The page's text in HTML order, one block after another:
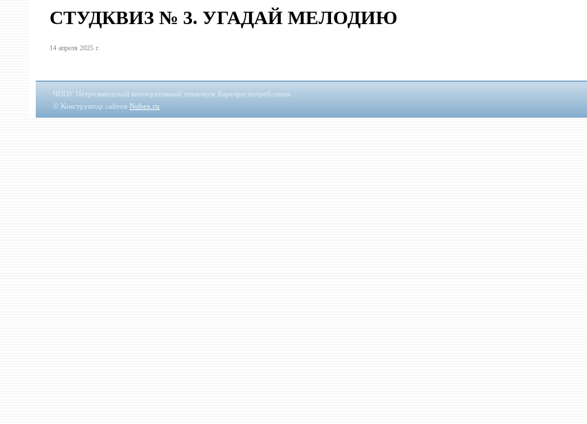
СТУДКВИЗ № 3. УГАДАЙ МЕЛОДИЮ
14 апреля 2025 г.
ЧПОУ Петрозаводский кооперативный техникум Карелреспотребсоюза
© Конструктор сайтовNubex.ru